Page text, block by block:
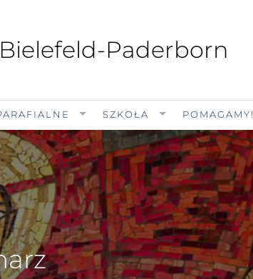
Paderborn
SZKOŁA POMAGAMY!